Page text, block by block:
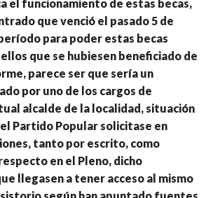
el funcionamiento de estas becas,
que venció el pasado 5 de
para poder estas becas
que se hubiesen beneficiado de
parece ser que sería un
por uno de los cargos de
alcalde de la localidad, situación
Partido Popular solicitase en
tanto por escrito, como
en el Pleno, dicho
llegasen a tener acceso al mismo
según han apuntado fuentes